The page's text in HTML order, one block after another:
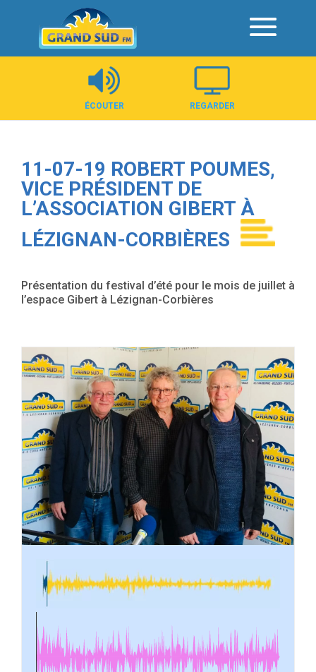
Panneau de gestion des cookies
ÉCOUTER REGARDER
11-07-19 ROBERT POUMES,
VICE PRÉSIDENT DE
L’ASSOCIATION GIBERT À
LÉZIGNAN-CORBIÈRES
Présentation du festival d’été pour le mois de juillet à
l’espace Gibert à Lézignan-Corbières